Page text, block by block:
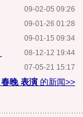
09-02-05 09:26
09-01-26 01:28
09-01-15 09:34
08-12-12 19:44
07-05-21 15:17
春晚 表演 的新闻>>